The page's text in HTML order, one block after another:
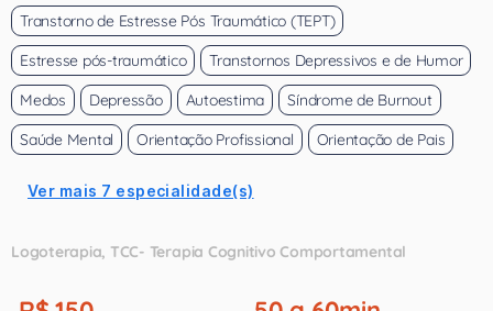
Transtorno de Estresse Pós Traumático (TEPT)
Estresse pós-traumático
Transtornos Depressivos e de Humor
Medos
Depressão Autoestima
Síndrome de Burnout
Saúde Mental
Orientação Profissional Orientação de Pais
Ver mais 7 especialidade(s)
Logoterapia TCC- Terapia Cognitivo Comportamental